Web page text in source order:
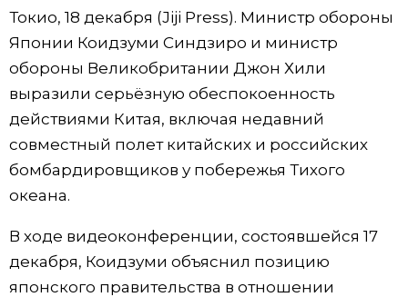
Фото/Видео
Разделы
Люди
Блог
Экономика
Популярные статьи
Японский язык
Семья
official SNS
Токио, 18 декабря (Jiji Press). Министр обороны
Японии Коидзуми Синдзиро и министр
обороны Великобритании Джон Хили
выразили серьёзную обеспокоенность
действиями Китая, включая недавний
совместный полет китайских и российских
бомбардировщиков у побережья Тихого
океана.
В ходе видеоконференции, состоявшейся 17
декабря, Коидзуми объяснил позицию
японского правительства в отношении